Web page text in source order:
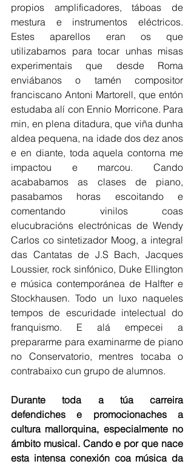
propios amplificadores, táboas de
mestura e instrumentos eléctricos.
Estes aparellos eran os que
utilizabamos para tocar unhas misas
experimentais que desde Roma
enviábanos o tamén compositor
franciscano Antoni Martorell, que entón
estudaba alí con Ennio Morricone. Para
min, en plena ditadura, que viña dunha
aldea pequena, na idade dos dez anos
e en diante, toda aquela contorna me
impactou e marcou. Cando
acababamos as clases de piano,
pasabamos horas escoitando e
comentando vinilos coas
elucubracións electrónicas de Wendy
Carlos co sintetizador Moog, a integral
das Cantatas de J.S Bach, Jacques
Loussier, rock sinfónico, Duke Ellington
e música contemporánea de Halfter e
Stockhausen. Todo un luxo naqueles
tempos de escuridade intelectual do
franquismo. E alá empecei a
prepararme para examinarme de piano
no Conservatorio, mentres tocaba o
contrabaixo cun grupo de alumnos.
Durante toda a túa carreira
defendiches e promocionaches a
cultura mallorquina, especialmente no
ámbito musical. Cando e por que nace
esta intensa conexión coa música da